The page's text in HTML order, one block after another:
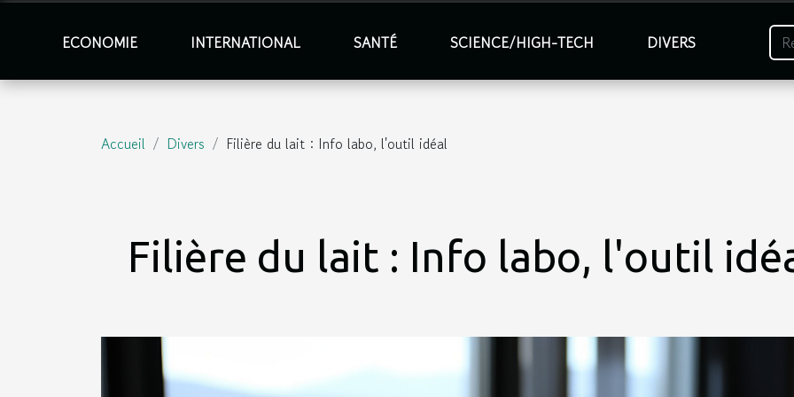
ECONOMIE INTERNATIONAL SANTÉ SCIENCE/HIGH-TECH DIVERS
Accueil Divers Filière du lait : Info labo, l'outil idéal
Filière du lait : Info labo, l'outil